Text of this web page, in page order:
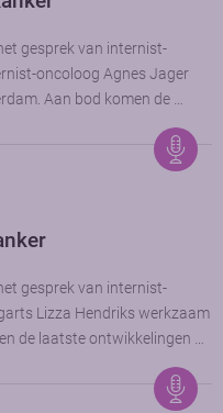
gesprek van internist-
oncoloog Agnes Jager
Aan bod komen de …
gesprek van internist-
Lizza Hendriks werkzaam
de laatste ontwikkelingen …